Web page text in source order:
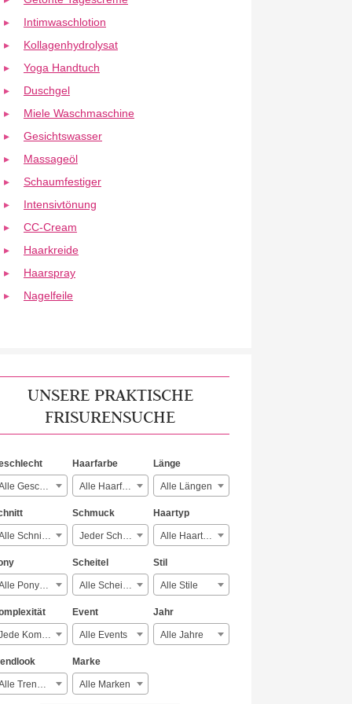
Intimwaschlotion
Kollagenhydrolysat
Yoga Handtuch
Duschgel
Miele Waschmaschine
Gesichtswasser
Massageöl
Schaumfestiger
Intensivtönung
CC-Cream
Haarkreide
Haarspray
Nagelfeile
UNSERE PRAKTISCHE
FRISURENSUCHE
Alle Geschlechter
Haarfarbe
Alle Haarfarben
Länge
Alle Längen
Alle Schnitte
Schmuck
Jeder Schmuck
Haartyp
Alle Haartypen
Alle Ponyarten
Scheitel
Alle Scheitelarten
Stil
Alle Stile
Jede Komplexität
Event
Alle Events
Jahr
Alle Jahre
Alle Trendlooks
Marke
Alle Marken